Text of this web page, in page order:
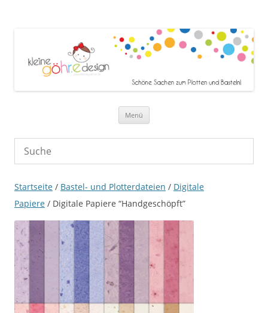
Menü
Startseite / Bastel- und Plotterdateien / Digitale
Papiere / Digitale Papiere “Handgeschöpft”